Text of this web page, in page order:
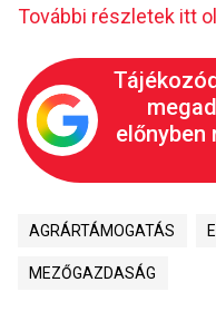
További részletek itt
előnyben
AGRÁRTÁMOGATÁS
MEZŐGAZDASÁG